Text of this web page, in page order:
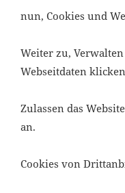
nun, Cookies und
Weiter zu,
Webseitdaten klicken
Zulassen das
an.
Cookies von